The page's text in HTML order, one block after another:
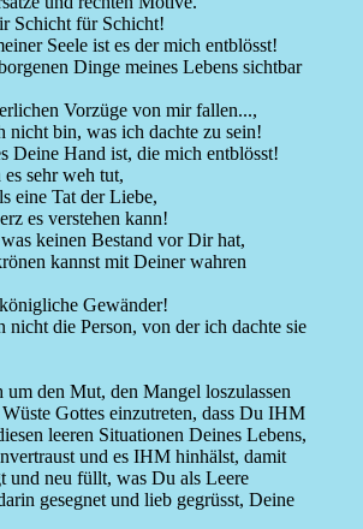
Schicht für Schicht!
Seele ist es der mich entblösst!
Dinge meines Lebens sichtbar
Vorzüge von mir fallen...,
nicht bin, was ich dachte zu sein!
Deine Hand ist, die mich entblösst!
sehr weh tut,
eine Tat der Liebe,
es verstehen kann!
keinen Bestand vor Dir hat,
kannst mit Deiner wahren
Gewänder!
nicht die Person, von der ich dachte sie
den Mut, den Mangel loszulassen
Gottes einzutreten, dass Du IHM
leeren Situationen Deines Lebens,
und es IHM hinhälst, damit
und neu füllt, was Du als Leere
gesegnet und lieb gegrüsst, Deine